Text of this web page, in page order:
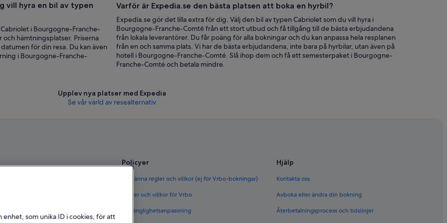
vill hyra en bil av typen
i Bourgogne-Franche-
hämtningsplatser. Priserna
för din resa. Du kan även
i Bourgogne-Franche-
Varför är Expedia.se den bästa platsen att boka en hyrbil?
Expedia.se gör det lilla extra för dig. Välj den bil av typen Cabriolet som du vill hyra i
Bourgogne-Franche-Comté från ett stort utbud och få tillgång till de bästa erbjudandena
från lokala leverantörer. Du får poäng för alla bokningar och du kan anpassa hela resplanen
från en och samma plats. Vi har de bästa erbjudandena, inte bara på hyrbilar, utan även på
hotell i Bourgogne-Franche-Comté. Slå ihop dem och få ett semesterpaket i Bourgogne-
Franche-Comté och betala mindre.
Upplev nya platser med Expedia
Se vår värld av resealternativ
Policyer
Allmänna regler och villkor (ej för Vrbo-bokningar)
Regler och villkor för Vrbo
Tillgänglighetsanpassning
Hjälp
Kontakta oss
Avboka eller ändra din bokning
Återbetalningsprocess och tidslinjer
som unika ID i cookies, för att